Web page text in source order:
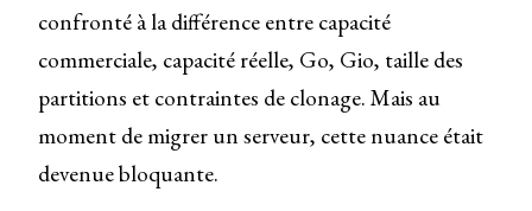
confronté à la différence entre capacité
commerciale, capacité réelle, Go, Gio, taille des
partitions et contraintes de clonage. Mais au
moment de migrer un serveur, cette nuance était
devenue bloquante.